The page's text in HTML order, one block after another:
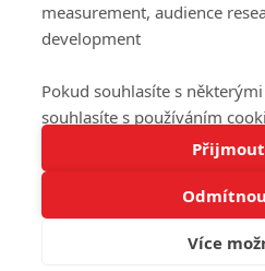
Tato stránka používá soubory
Rozumím
© 2016 – 2026
Koncal studio s.r.o., IČO:
measurement, audience
development
Pokud souhlasíte s
souhlasíte s používáním
stránky a pro tyto účely.
odmítnout, ale v takovém
nebudou k dispozici některé
Vaše volby souhlasu se
tuto webovou stránku. Vaše
Více